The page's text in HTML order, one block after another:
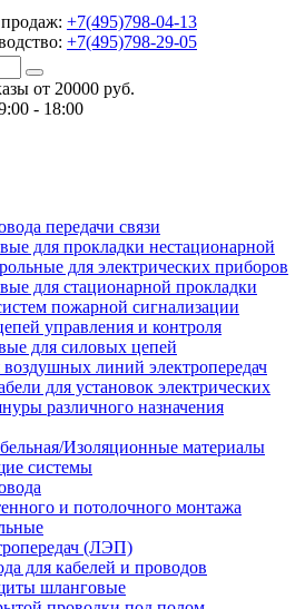
+7(495)798-04-13
+7(495)798-29-05
от 20000 руб.
- 18:00
передачи связи
для прокладки нестационарной
для электрических приборов
для стационарной прокладки
пожарной сигнализации
управления и контроля
для силовых цепей
линий электропередач
для установок электрических
различного назначения
Изоляционные материалы
системы
и потолочного монтажа
(ЛЭП)
для кабелей и проводов
шланговые